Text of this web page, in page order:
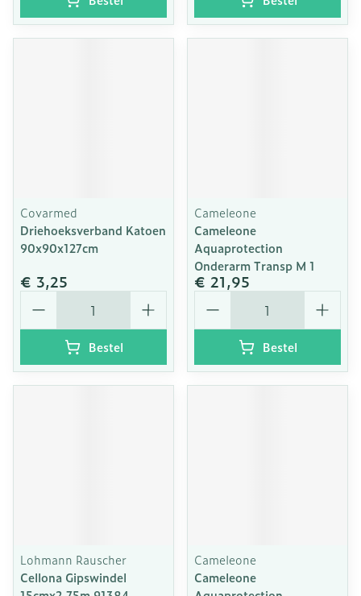
Covarmed
Driehoeksverband Katoen
90x90x127cm
€ 3,25
Aantal
Bestel
Cameleone
Cameleone
Aquaprotection
Onderarm Transp M 1
€ 21,95
Aantal
Bestel
Lohmann Rauscher
Cellona Gipswindel
Cameleone
Cameleone